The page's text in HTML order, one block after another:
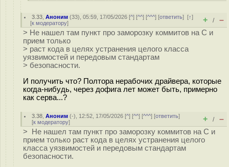
3.33 ,Аноним (33), 05:59, 17/05/2026 [^] [^^] [^^^] [ответить][↑]
[к модератору] + / –
> Не нашел там пункт про заморозку коммитов на С и
прием только
> раст кода в целях устранения целого класса
уязвимостей и передовым стандартам
> безопасности.
И получить что? Полтора нерабочих драйвера, которые
когда-нибудь, через дофига лет может быть, примерно
как серва...?
3.38 ,Аноним (-), 12:52, 17/05/2026 [^] [^^] [^^^] [ответить]
[к модератору] + / –
> Не нашел там пункт про заморозку коммитов на С и
прием только раст кода в целях устранения целого
класса уязвимостей и передовым стандартам
безопасности.